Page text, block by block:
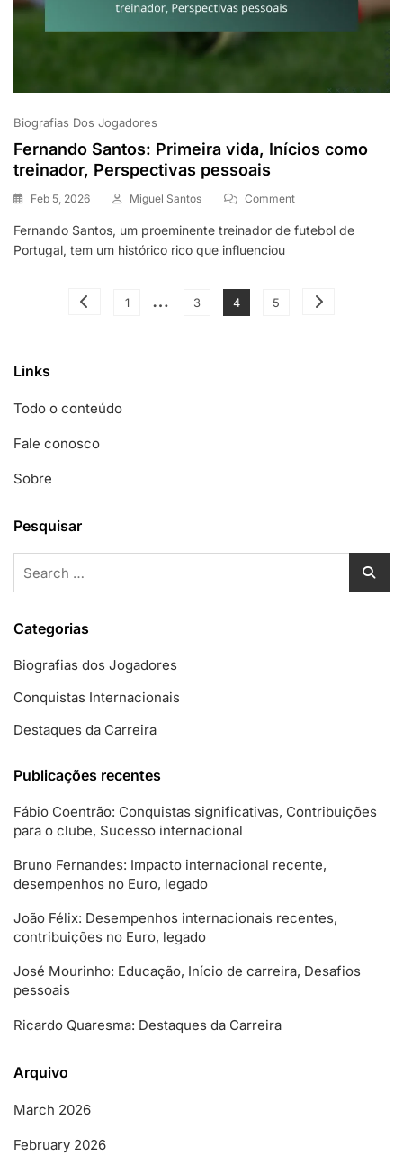
Biografias Dos Jogadores
Fernando Santos: Primeira vida, Inícios como
treinador, Perspectivas pessoais
Feb 5, 2026 Miguel Santos CommentOn
Santos:
Como
Fernando Santos, um proeminente treinador de futebol de
Portugal, tem um histórico rico que influenciou
Posts
Page
1 … Page
3 Page
4 Page
5
Links
Todo o conteúdo
Fale conosco
Sobre
Pesquisar
Categorias
Biografias dos Jogadores
Conquistas Internacionais
Destaques da Carreira
Publicações recentes
Fábio Coentrão: Conquistas significativas, Contribuições
para o clube, Sucesso internacional
Bruno Fernandes: Impacto internacional recente,
desempenhos no Euro, legado
João Félix: Desempenhos internacionais recentes,
contribuições no Euro, legado
José Mourinho: Educação, Início de carreira, Desafios
pessoais
Ricardo Quaresma: Destaques da Carreira
Arquivo
March 2026
February 2026